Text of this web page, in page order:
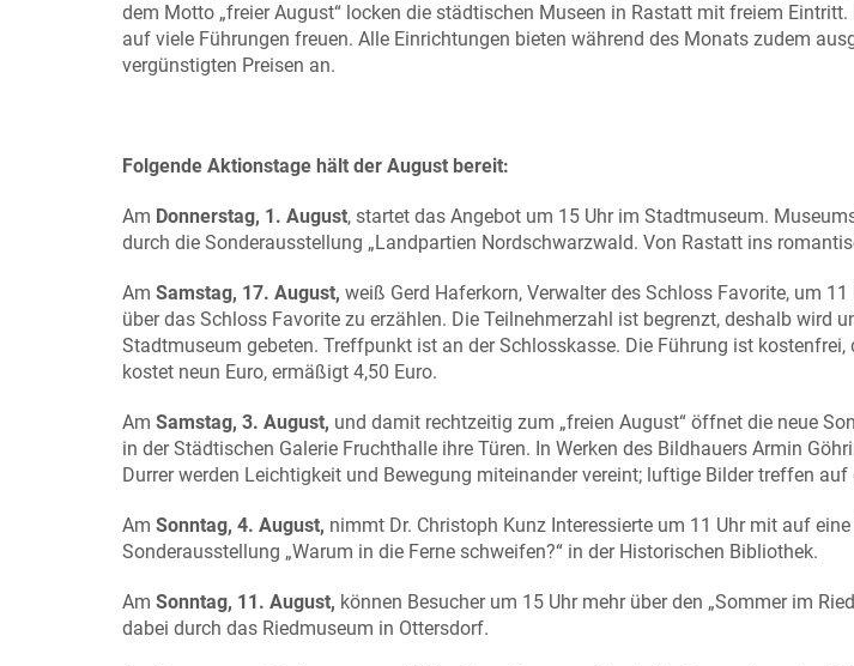
dem Motto „freier August“ locken die städtischen Museen in Rastatt mit freiem
auf viele Führungen freuen. Alle Einrichtungen bieten während des Monats zudem
vergünstigten Preisen an.
Folgende Aktionstage hält der August bereit:
Am Donnerstag, 1. August, startet das Angebot um 15 Uhr im Stadtmuseum.
durch die Sonderausstellung „Landpartien Nordschwarzwald. Von Rastatt ins
Am Samstag, 17. August, weiß Gerd Haferkorn, Verwalter des Schloss Favorite, um
über das Schloss Favorite zu erzählen. Die Teilnehmerzahl ist begrenzt, deshalb wird
Stadtmuseum gebeten. Treffpunkt ist an der Schlosskasse. Die Führung ist
kostet neun Euro, ermäßigt 4,50 Euro.
Am Samstag, 3. August, und damit rechtzeitig zum „freien August“ öffnet die neue
in der Städtischen Galerie Fruchthalle ihre Türen. In Werken des Bildhauers Armin
Durrer werden Leichtigkeit und Bewegung miteinander vereint; luftige Bilder treffen auf
Am Sonntag, 4. August, nimmt Dr. Christoph Kunz Interessierte um 11 Uhr mit auf
Sonderausstellung „Warum in die Ferne schweifen?“ in der Historischen Bibliothek.
Am Sonntag, 11. August, können Besucher um 15 Uhr mehr über den „Sommer im
dabei durch das Riedmuseum in Ottersdorf.